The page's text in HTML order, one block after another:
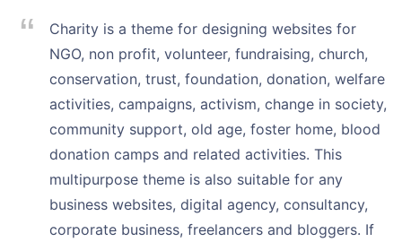
Charity is a theme for designing websites for
NGO, non profit, volunteer, fundraising, church,
conservation, trust, foundation, donation, welfare
activities, campaigns, activism, change in society,
community support, old age, foster home, blood
donation camps and related activities. This
multipurpose theme is also suitable for any
business websites, digital agency, consultancy,
corporate business, freelancers and bloggers. If